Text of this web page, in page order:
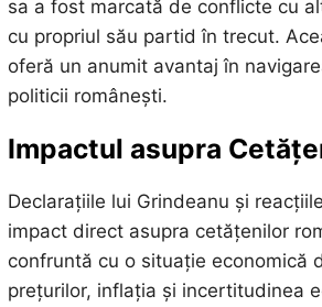
sa a fost marcată de conflicte cu
cu propriul său partid în trecut.
oferă un anumit avantaj în
politicii românești.
Impactul asupra
Declarațiile lui Grindeanu și
impact direct asupra cetățenilor
confruntă cu o situație economică
prețurilor, inflația și incertitudinea